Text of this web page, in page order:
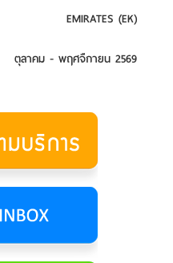
EMIRATES (EK)
ตุลาคม - พฤศจืกายน 2569